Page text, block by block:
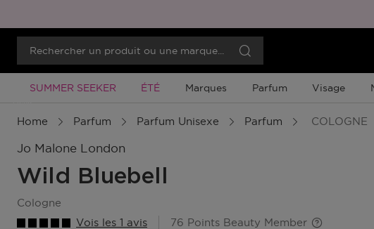
Promotion À Durée Limitée
SUMMER SEEKER Promotion À Durée Limitée
ÉTÉ Marques Parfum Visage
Home Parfum Parfum Unisexe Parfum COLOGNE
Jo Malone London
Wild Bluebell
cologne
Vois les 1 avis
76 Points Beauty Member